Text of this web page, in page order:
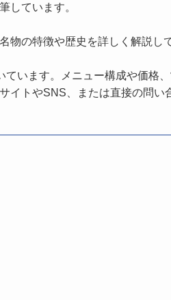
しています。
の特徴や歴史を詳しく解説し
います。メニュー構成や価格
イトやSNS、または直接の問い